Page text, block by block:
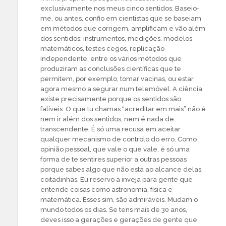
exclusivamente nos meus cinco sentidos. Baseio-
me, ou antes, confio em cientistas que se baseiam
em métodos que corrigem, amplificam e vão além
dos sentidos: instrumentos, medições, modelos
matemáticos, testes cegos, replicação
independente, entre os vários métodos que
produziram as conclusões científicas que te
permitem, por exemplo, tomar vacinas, ou estar
agora mesmo a segurar num telemóvel. A ciência
existe precisamente porque os sentidos são
falíveis. O que tu chamas “acreditar em mais” não é
nem ir além dos sentidos, nem é nada de
transcendente. É só uma recusa em aceitar
qualquer mecanismo de controlo do erro. Como
opinião pessoal, que vale o que vale, é só uma
forma de te sentires superior a outras pessoas
porque sabes algo que não está ao alcance delas,
coitadinhas. Eu reservo a inveja para gente que
entende coisas como astronomia, física e
matemática. Esses sim, são admiráveis. Mudam o
mundo todos os dias. Se tens mais de 30 anos,
deves isso a gerações e gerações de gente que